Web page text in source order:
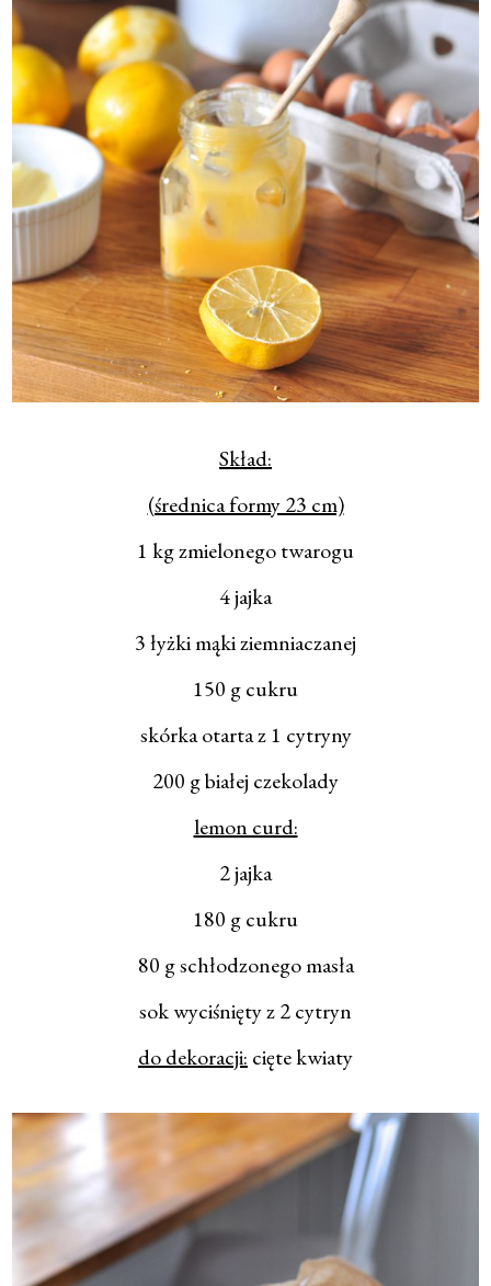
Skład:
(średnica formy 23 cm)
1 kg zmielonego twarogu
4 jajka
3 łyżki mąki ziemniaczanej
150 g cukru
skórka otarta z 1 cytryny
200 g białej czekolady
lemon curd:
2 jajka
180 g cukru
80 g schłodzonego masła
sok wyciśnięty z 2 cytryn
do dekoracji: cięte kwiaty